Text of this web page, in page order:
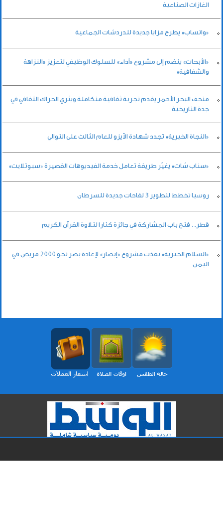
الغازات الصناعية
«واتساب» يطرح مزايا جديدة للدردشات الجماعية
«الأبحاث» ينضم إلى مشروع «أداء» للسلوك الوظيفي لتعزيز «النزاهة
والشفافية»
متحف البحر الأحمر يقدم تجربة ثقافية متكاملة ويثري الحراك الثقافي في
جدة التاريخية
«النجاة الخيرية» تجدد شهادة الآيزو للعام الثالث على التوالي
«سناب شات» يغيّر طريقة تعامل خدمة الفيديوهات القصيرة «سبوتلايت»
روسيا تخطط لتطوير 3 لقاحات جديدة للسرطان
قطر.. فتح باب المشاركة في جائزة كتارا لتلاوة القرآن الكريم
«السلام الخيرية» نفذت مشروع «إبصار» لإعادة بصر نحو 2000 مريض في
اليمن